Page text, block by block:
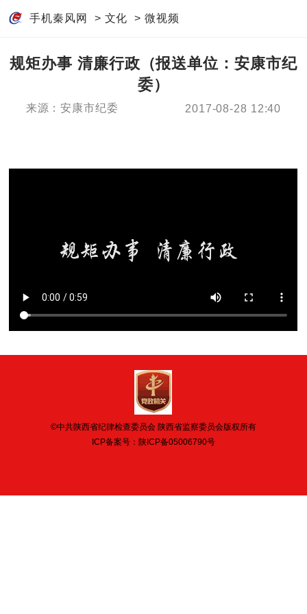
手机秦风网 > 文化 > 微视频
规矩办事 清廉行政（报送单位：安康市纪
委）
来源：安康市纪委 2017-08-28 12:40
©中共陕西省纪律检查委员会 陕西省监察委员会版权所有
ICP备案号： 陕ICP备05006790号